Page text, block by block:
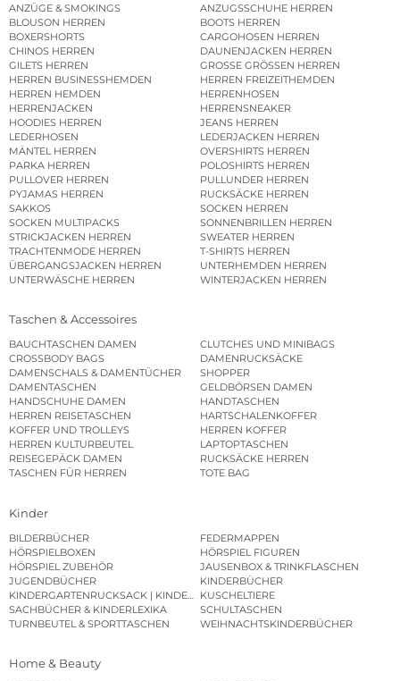
ANZÜGE & SMOKINGS
ANZUGSSCHUHE HERREN
BLOUSON HERREN
BOOTS HERREN
BOXERSHORTS
CARGOHOSEN HERREN
CHINOS HERREN
DAUNENJACKEN HERREN
GILETS HERREN
GROSSE GRÖSSEN HERREN
HERREN BUSINESSHEMDEN
HERREN FREIZEITHEMDEN
HERREN HEMDEN
HERRENHOSEN
HERRENJACKEN
HERRENSNEAKER
HOODIES HERREN
JEANS HERREN
LEDERHOSEN
LEDERJACKEN HERREN
MÄNTEL HERREN
OVERSHIRTS HERREN
PARKA HERREN
POLOSHIRTS HERREN
PULLOVER HERREN
PULLUNDER HERREN
PYJAMAS HERREN
RUCKSÄCKE HERREN
SAKKOS
SOCKEN HERREN
SOCKEN MULTIPACKS
SONNENBRILLEN HERREN
STRICKJACKEN HERREN
SWEATER HERREN
TRACHTENMODE HERREN
T-SHIRTS HERREN
ÜBERGANGSJACKEN HERREN
UNTERHEMDEN HERREN
UNTERWÄSCHE HERREN
WINTERJACKEN HERREN
Taschen & Accessoires
BAUCHTASCHEN DAMEN
CLUTCHES UND MINIBAGS
CROSSBODY BAGS
DAMENRUCKSÄCKE
DAMENSCHALS & DAMENTÜCHER
SHOPPER
DAMENTASCHEN
GELDBÖRSEN DAMEN
HANDSCHUHE DAMEN
HANDTASCHEN
HERREN REISETASCHEN
HARTSCHALENKOFFER
KOFFER UND TROLLEYS
HERREN KOFFER
HERREN KULTURBEUTEL
LAPTOPTASCHEN
REISEGEPÄCK DAMEN
RUCKSÄCKE HERREN
TASCHEN FÜR HERREN
TOTE BAG
Kinder
BILDERBÜCHER
FEDERMAPPEN
HÖRSPIELBOXEN
HÖRSPIEL FIGUREN
HÖRSPIEL ZUBEHÖR
JAUSENBOX & TRINKFLASCHEN
JUGENDBÜCHER
KINDERBÜCHER
KINDERGARTENRUCKSACK | KINDERGARTENBEUTEL
KUSCHELTIERE
SACHBÜCHER & KINDERLEXIKA
SCHULTASCHEN
TURNBEUTEL & SPORTTASCHEN
WEIHNACHTSKINDERBÜCHER
Home & Beauty